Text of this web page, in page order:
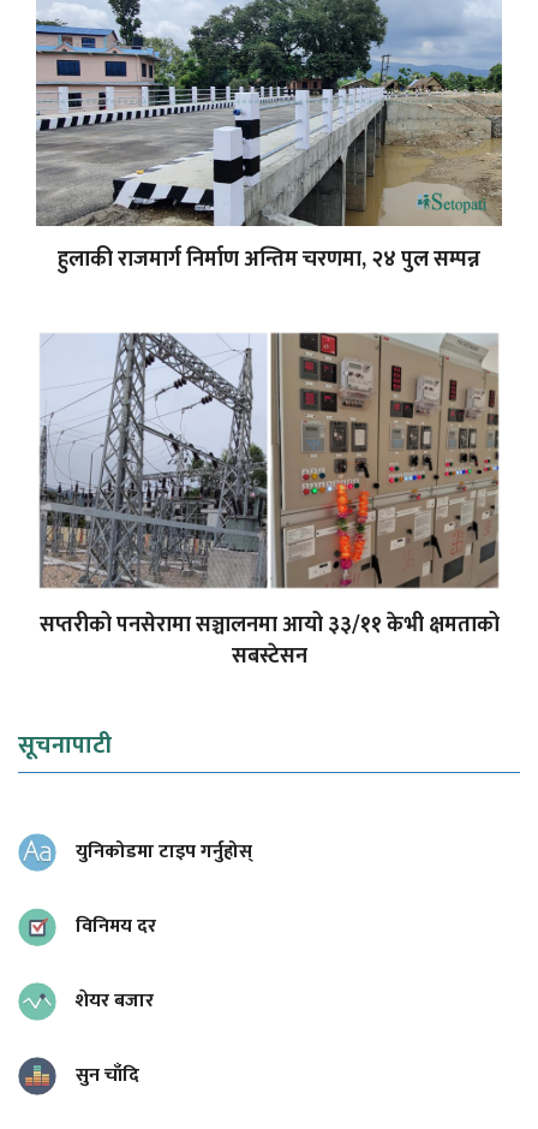
हुलाकी राजमार्ग निर्माण अन्तिम चरणमा, २४ पुल सम्पन्न
सप्तरीको पनसेरामा सञ्चालनमा आयो ३३/११ केभी क्षमताको
सबस्टेसन
सूचनापाटी
युनिकोडमा टाइप गर्नुहोस्
विनिमय दर
शेयर बजार
सुन चाँदि